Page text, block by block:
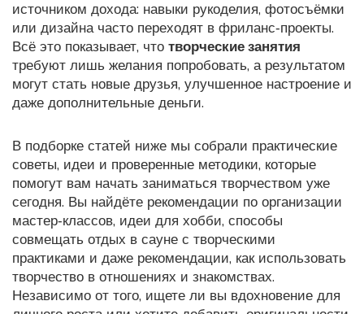
источником дохода: навыки рукоделия, фотосъёмки
или дизайна часто переходят в фриланс‑проекты.
Всё это показывает, что творческие занятия
требуют лишь желания попробовать, а результатом
могут стать новые друзья, улучшенное настроение и
даже дополнительные деньги.
В подборке статей ниже мы собрали практические
советы, идеи и проверенные методики, которые
помогут вам начать заниматься творчеством уже
сегодня. Вы найдёте рекомендации по организации
мастер‑классов, идеи для хобби, способы
совмещать отдых в сауне с творческими
практиками и даже рекомендации, как использовать
творчество в отношениях и знакомствах.
Независимо от того, ищете ли вы вдохновение для